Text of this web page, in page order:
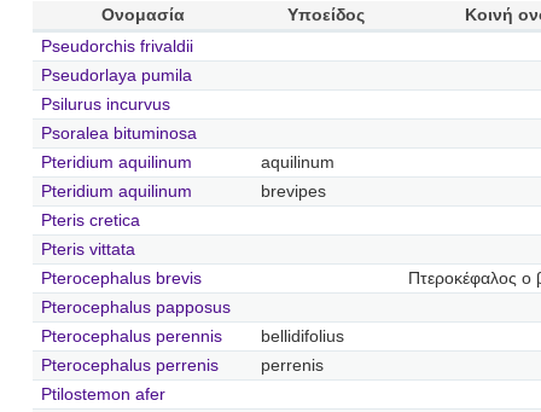
Ονομασία Υποείδος
Κοινή
Pseudorchis frivaldii
Pseudorlaya pumila
Psilurus incurvus
Psoralea bituminosa
Pteridium aquilinum
aquilinum
Pteridium aquilinum
brevipes
Pteris cretica
Pteris vittata
Pterocephalus brevis
Πτεροκέφαλος ο
Pterocephalus papposus
Pterocephalus perennis
bellidifolius
Pterocephalus perrenis
perrenis
Ptilostemon afer